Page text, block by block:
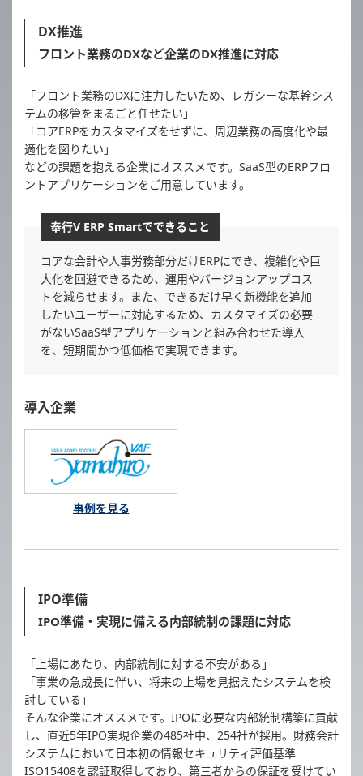
DX推進
フロント業務のDXなど企業のDX推進に対応
「フロント業務のDXに注力したいため、レガシーな基幹シス
テムの移管をまるごと任せたい」
「コアERPをカスタマイズをせずに、周辺業務の高度化や最
適化を図りたい」
などの課題を抱える企業にオススメです。SaaS型のERPフロ
ントアプリケーションをご用意しています。
奉行V ERP Smartでできること
コアな会計や人事労務部分だけERPにでき、複雑化や巨
大化を回避できるため、運用やバージョンアップコス
トを減らせます。また、できるだけ早く新機能を追加
したいユーザーに対応するため、カスタマイズの必要
がないSaaS型アプリケーションと組み合わせた導入
を、短期間かつ低価格で実現できます。
導入企業
事例を見る
IPO準備
IPO準備・実現に備える内部統制の課題に対応
「上場にあたり、内部統制に対する不安がある」
「事業の急成長に伴い、将来の上場を見据えたシステムを検
討している」
そんな企業にオススメです。IPOに必要な内部統制構築に貢献
し、直近5年IPO実現企業の485社中、254社が採用。財務会計
システムにおいて日本初の情報セキュリティ評価基準
ISO15408を認証取得しており、第三者からの保証を受けてい